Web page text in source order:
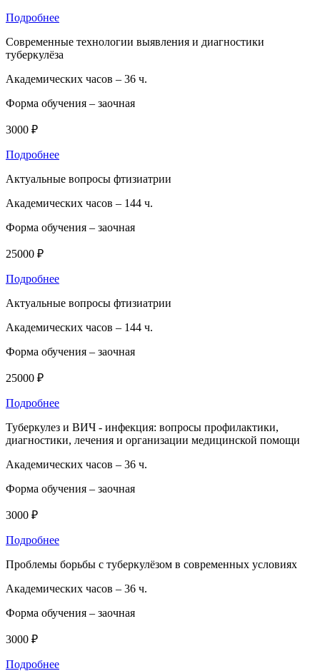
Подробнее
Современные технологии выявления и диагностики
туберкулёза
Академических часов – 36 ч.
Форма обучения – заочная
3000 ₽
Подробнее
Актуальные вопросы фтизиатрии
Академических часов – 144 ч.
Форма обучения – заочная
25000 ₽
Подробнее
Актуальные вопросы фтизиатрии
Академических часов – 144 ч.
Форма обучения – заочная
25000 ₽
Подробнее
Туберкулез и ВИЧ - инфекция: вопросы профилактики,
диагностики, лечения и организации медицинской помощи
Академических часов – 36 ч.
Форма обучения – заочная
3000 ₽
Подробнее
Проблемы борьбы с туберкулёзом в современных условиях
Академических часов – 36 ч.
Форма обучения – заочная
3000 ₽
Подробнее